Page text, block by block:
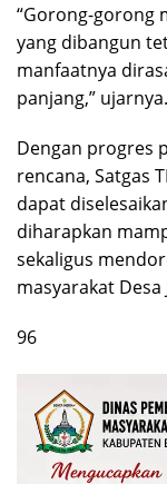
“Gorong-gorong
yang dibangun
manfaatnya
panjang,” ujarnya.
Dengan progres
rencana, Satgas
dapat
diharapkan
sekaligus
masyarakat Desa
96